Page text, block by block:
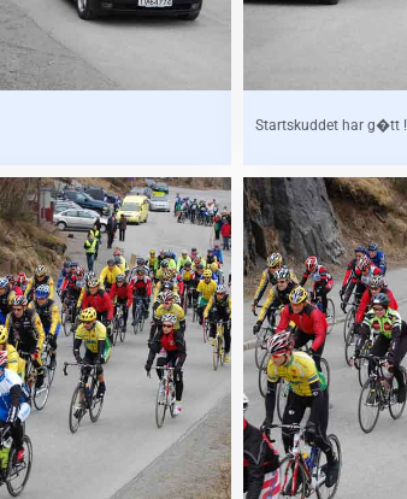
Startskuddet har g�tt !